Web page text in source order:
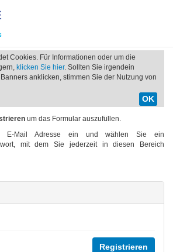
Cookies. Für Informationen oder um die
klicken Sie hier. Sollten Sie irgendein
anklicken, stimmen Sie der Nutzung von
OK
um das Formular auszufüllen.
E-Mail Adresse ein und wählen Sie ein
mit dem Sie jederzeit in diesen Bereich
Registrieren